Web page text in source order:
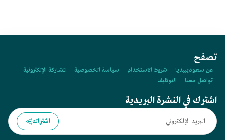
تصفح
عن سعوديبيديا شروط الاستخدام سياسة الخصوصية
المشاركة الإلكترونية
تواصل معنا
التوظيف
اشترك في النشرة البريدية
اشتراك